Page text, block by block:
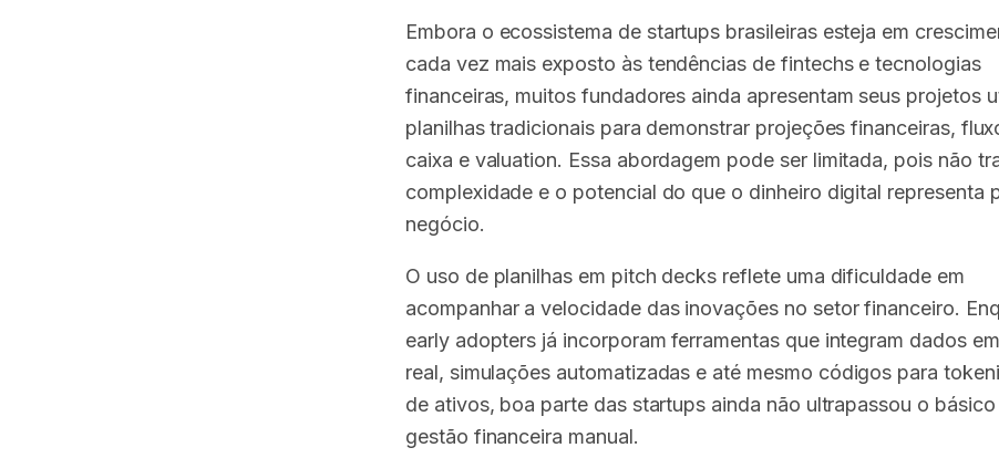
Embora o ecossistema de startups brasileiras esteja em
cada vez mais exposto às tendências de fintechs e tecnologias
financeiras, muitos fundadores ainda apresentam seus projetos
planilhas tradicionais para demonstrar projeções financeiras,
caixa e valuation. Essa abordagem pode ser limitada, pois não
complexidade e o potencial do que o dinheiro digital representa
negócio.
O uso de planilhas em pitch decks reflete uma dificuldade em
acompanhar a velocidade das inovações no setor financeiro.
early adopters já incorporam ferramentas que integram dados
real, simulações automatizadas e até mesmo códigos para
de ativos, boa parte das startups ainda não ultrapassou o básico
gestão financeira manual.